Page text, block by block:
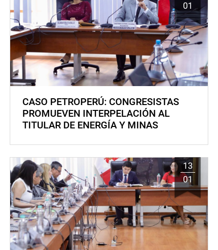
01
CASO PETROPERÚ: CONGRESISTAS
PROMUEVEN INTERPELACIÓN AL
TITULAR DE ENERGÍA Y MINAS
13
01